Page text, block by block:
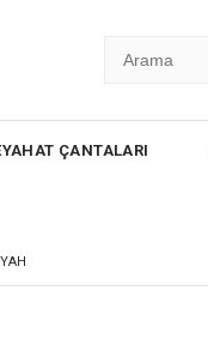
ÇANTALARI